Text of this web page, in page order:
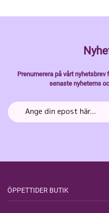
Prenumerera på vårt
senaste nyheterns
ÖPPETTIDER BUTIK